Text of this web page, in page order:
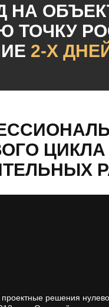
НА
ТОЧКУ
2-Х
ЦИКЛА
решения